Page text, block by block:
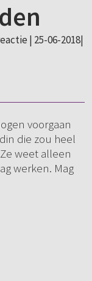
| 25-06-2018|
voorgaan
die zou heel
weet alleen
werken. Mag